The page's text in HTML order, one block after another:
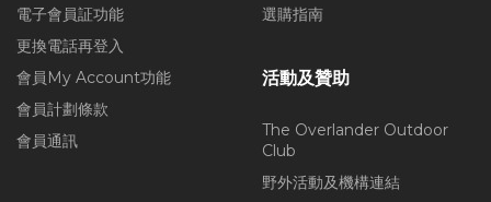
電子會員証功能
更換電話再登入
會員My Account功能
會員計劃條款
會員通訊
選購指南
活動及贊助
The Overlander Outdoor
Club
野外活動及機構連結